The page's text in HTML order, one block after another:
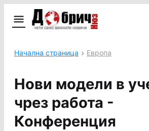
Начална страница Европа
Нови модели в
чрез работа -
Конференция